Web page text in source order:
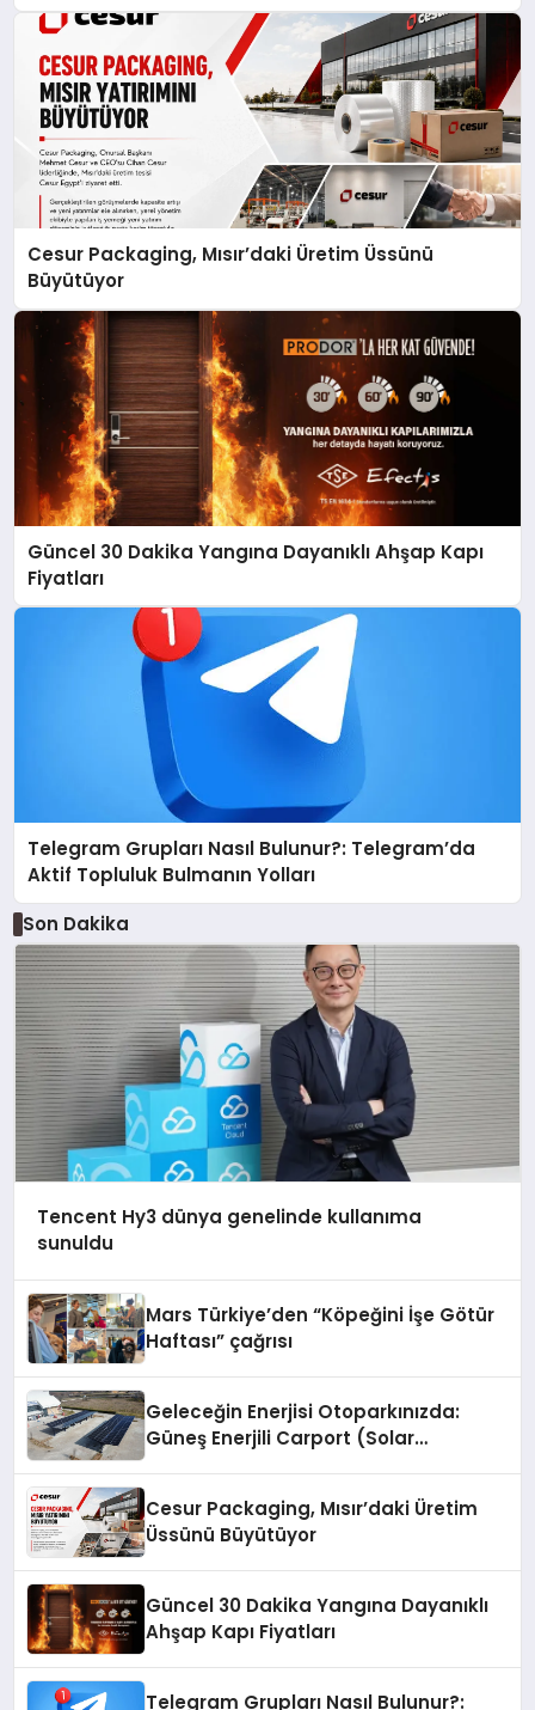
Cesur Packaging, Mısır’daki Üretim Üssünü
Büyütüyor
Güncel 30 Dakika Yangına Dayanıklı Ahşap Kapı
Fiyatları
Telegram Grupları Nasıl Bulunur?: Telegram’da
Aktif Topluluk Bulmanın Yolları
Son Dakika
Tencent Hy3 dünya genelinde kullanıma
sunuldu
Mars Türkiye’den “Köpeğini İşe Götür
Haftası” çağrısı
Geleceğin Enerjisi Otoparkınızda:
Güneş Enerjili Carport (Solar
Cesur Packaging, Mısır’daki Üretim
Üssünü Büyütüyor
Güncel 30 Dakika Yangına Dayanıklı
Ahşap Kapı Fiyatları
Telegram Grupları Nasıl Bulunur?: